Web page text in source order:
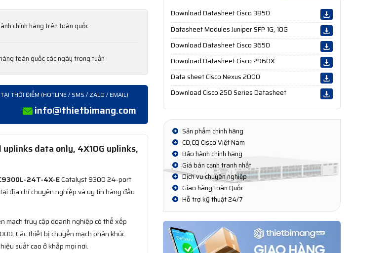
chính hãng trên toàn quốc
toàn quốc các ngày trong tuần
THỜI ĐIỂM (HOTLINE / SMS / ZALO / EMAIL)
info@thietbimang.com
data only, 4X10G uplinks,
24T-4X-ECatalyst 9300 24-port
địa chỉ chuyên nghiệp và uy tín hàng đầu
mạch truy cập doanh nghiệp có thể xếp
Các thiết bị chuyển mạch phân khúc
suất cao ở khắp mọi nơi.
Download Datasheet Cisco 3850
Datasheet Modules Juniper SFP 1G, 10G
Download Datasheet Cisco 3650
Download Datasheet Cisco 2960X
Data sheet Cisco Nexus 2000
Download Cisco 250 Series Datasheet
Sản phẩm chính hãng
CO,CQ Cisco Việt Nam
Bảo hành chính hãng
Giá bán cạnh tranh nhất
Dịch vụ chuyên nghiệp
Giao hàng toàn Quốc
Hỗ trợ kỹ thuật 24/7